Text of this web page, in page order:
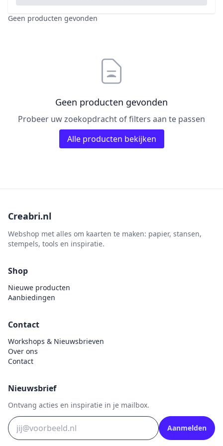
Parels
Stempelmateriaal
Te Gekke Krijtjes
Canvas
Pan Pastel
Potloden
Dutch Doobadoo
E.Colin
Elizabeth craft designs
Gemini
Hobby Art
Hobbydots
Hobbyzine
Jalekro
Joy & Noor
Juffrouw Muis
Lawn Fawn
Lemon Craft
Lisa Horton - Crafts
Inktpad
Oplegkaartjes
Overige
Rubber stempels
schudmateriaal
Scrappapier
Stickers
Tijdschrift
Tools
Washi - tape
Geen producten gevonden
Geen producten gevonden
Probeer uw zoekopdracht of filters aan te passen
Alle producten bekijken
Creabri.nl
Webshop met alles om kaarten te maken: papier, stansen,
stempels, tools en inspiratie.
Shop
Nieuwe producten
Aanbiedingen
Contact
Workshops & Nieuwsbrieven
Over ons
Contact
Nieuwsbrief
Ontvang acties en inspiratie in je mailbox.
Aanmelden